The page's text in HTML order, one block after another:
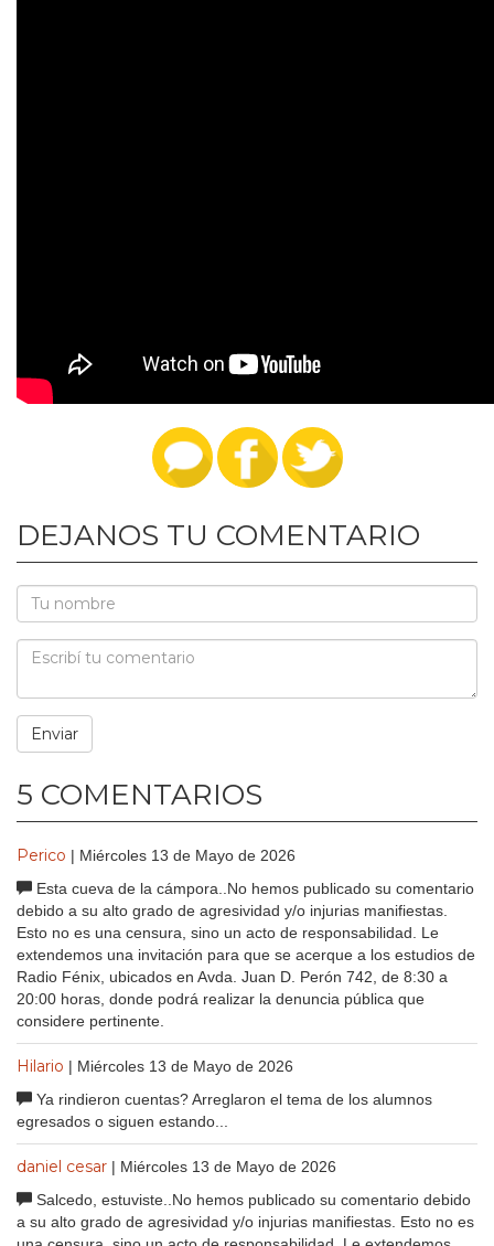
DEJANOS TU COMENTARIO
5 COMENTARIOS
Perico | Miércoles 13 de Mayo de 2026
Esta cueva de la cámpora..No hemos publicado su comentario
debido a su alto grado de agresividad y/o injurias manifiestas.
Esto no es una censura, sino un acto de responsabilidad. Le
extendemos una invitación para que se acerque a los estudios de
Radio Fénix, ubicados en Avda. Juan D. Perón 742, de 8:30 a
20:00 horas, donde podrá realizar la denuncia pública que
considere pertinente.
Hilario | Miércoles 13 de Mayo de 2026
Ya rindieron cuentas? Arreglaron el tema de los alumnos
egresados o siguen estando...
daniel cesar | Miércoles 13 de Mayo de 2026
Salcedo, estuviste..No hemos publicado su comentario debido
a su alto grado de agresividad y/o injurias manifiestas. Esto no es